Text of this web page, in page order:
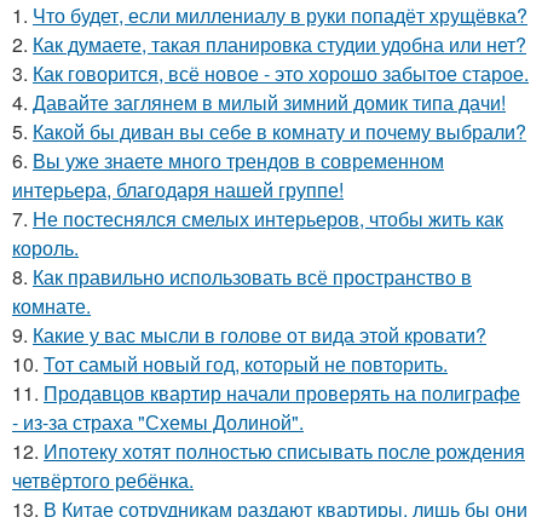
1. Что будет, если миллениалу в руки попадёт хрущёвка?
2. Как думаете, такая планировка студии удобна или нет?
3. Как говорится, всё новое - это хорошо забытое старое.
4. Давайте заглянем в милый зимний домик типа дачи!
5. Какой бы диван вы себе в комнату и почему выбрали?
6. Вы уже знаете много трендов в современном
интерьера, благодаря нашей группе!
7. Не постеснялся смелых интерьеров, чтобы жить как
король.
8. Как правильно использовать всё пространство в
комнате.
9. Какие у вас мысли в голове от вида этой кровати?
10. Тот самый новый год, который не повторить.
11. Продавцов квартир начали проверять на полиграфе
- из-за страха "Схемы Долиной".
12. Ипотеку хотят полностью списывать после рождения
четвёртого ребёнка.
13. В Китае сотрудникам раздают квартиры, лишь бы они